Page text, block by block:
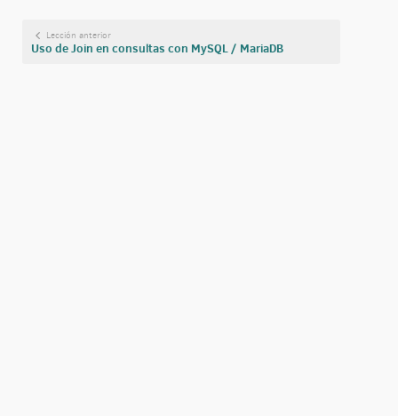
Lección anterior
Uso de Join en consultas con MySQL / MariaDB